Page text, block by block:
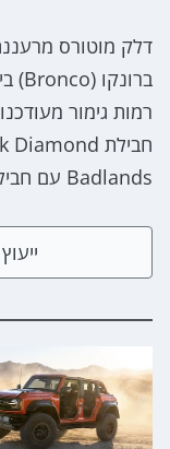
דלק מוטורס
רמות גימור
Badlands עם חבילת השטח Sasquatch.